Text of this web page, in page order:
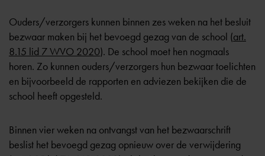
Ouders/verzorgers kunnen binnen zes weken na het besluit
bezwaar maken bij het bevoegd gezag van de school (art.
8.15 lid 7 WVO 2020). De school moet hen nogmaals
horen. Zo kunnen ouders/verzorgers hun bezwaar toelichten
en bijvoorbeeld de rapporten en adviezen bekijken die de
school heeft opgesteld.
Binnen vier weken na ontvangst van het bezwaarschrift
beslist het bevoegd gezag opnieuw over de verwijdering